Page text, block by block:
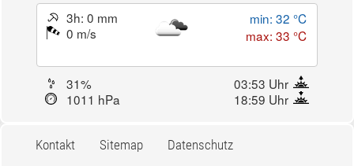
3h: 0 mm
0 m/s
min: 32 °C
max: 33 °C
31%
03:53 Uhr
1011 hPa
18:59 Uhr
Kontakt Sitemap Datenschutz